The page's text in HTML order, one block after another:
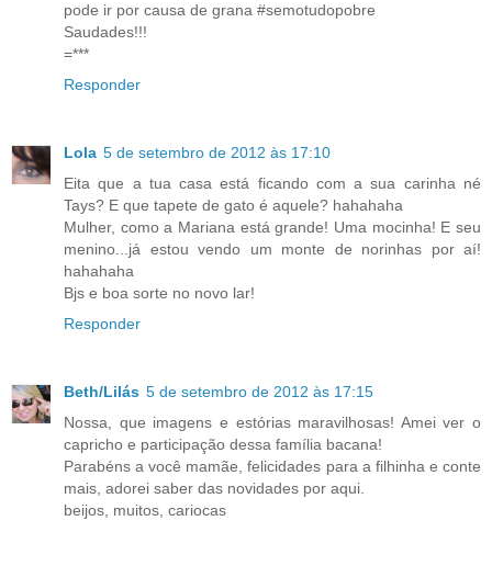
pode ir por causa de grana #semotudopobre
Saudades!!!
=***
Responder
Lola 5 de setembro de 2012 às 17:10
Eita que a tua casa está ficando com a sua carinha né
Tays? E que tapete de gato é aquele? hahahaha
Mulher, como a Mariana está grande! Uma mocinha! E seu
menino...já estou vendo um monte de norinhas por aí!
hahahaha
Bjs e boa sorte no novo lar!
Responder
Beth/Lilás 5 de setembro de 2012 às 17:15
Nossa, que imagens e estórias maravilhosas! Amei ver o
capricho e participação dessa família bacana!
Parabéns a você mamãe, felicidades para a filhinha e conte
mais, adorei saber das novidades por aqui.
beijos, muitos, cariocas